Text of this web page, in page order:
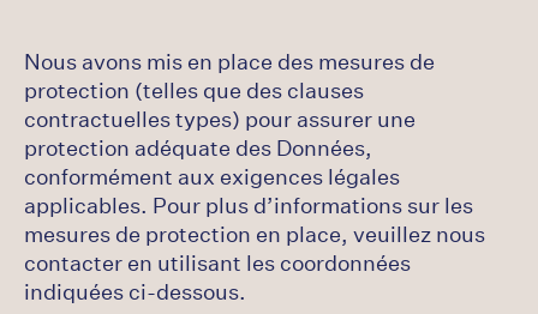
Nous avons mis en place des mesures de
protection (telles que des clauses
contractuelles types) pour assurer une
protection adéquate des Données,
conformément aux exigences légales
applicables. Pour plus d’informations sur les
mesures de protection en place, veuillez nous
contacter en utilisant les coordonnées
indiquées ci-dessous.